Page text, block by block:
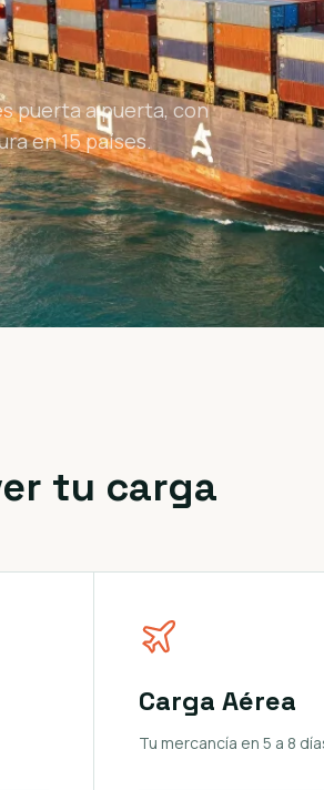
puerta a puerta, con
en 15 países.
tu carga
Carga Aérea
Tu mercancía en 5 a 8